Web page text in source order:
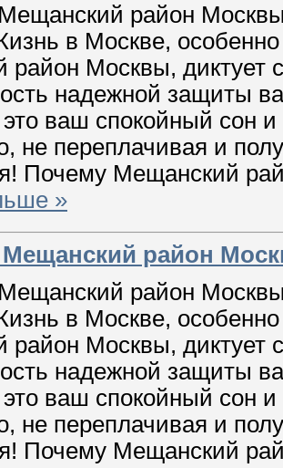
район
в Москве,
Москвы, диктует
надежной защиты
это ваш спокойный сон
не переплачивая и
Почему Мещанский
»
район
район
в Москве,
Москвы, диктует
надежной защиты
это ваш спокойный сон
не переплачивая и
Почему Мещанский